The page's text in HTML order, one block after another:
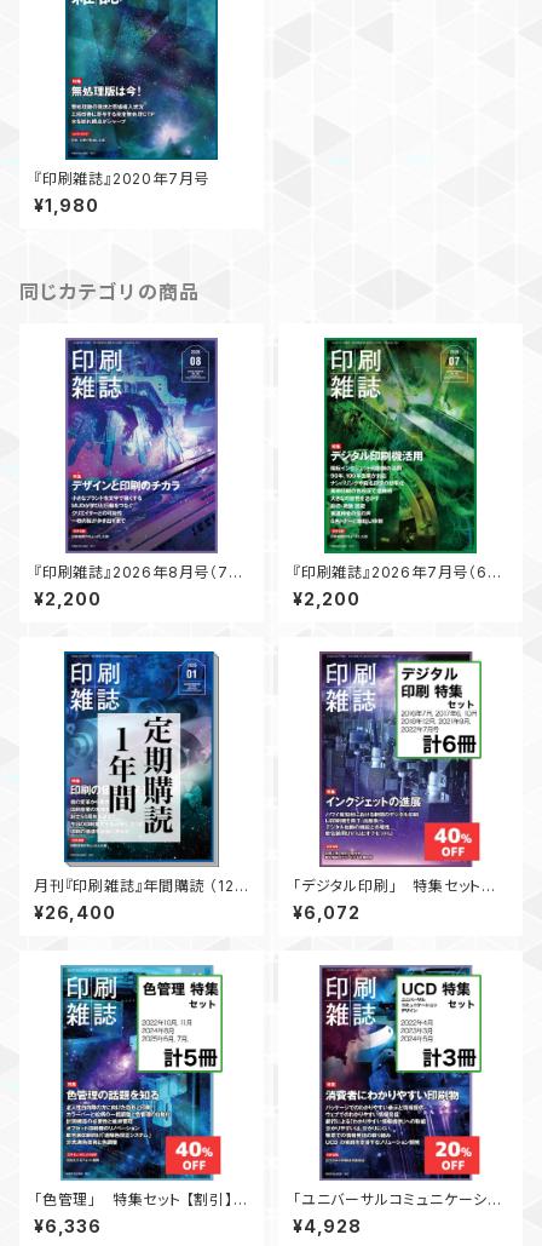
『印刷雑誌』2020年7月号
¥1,980
同じカテゴリの商品
『印刷雑誌』2026年8月号（7月
17日発行）
¥2,200
『印刷雑誌』2026年7月号（6月
19日発行）
¥2,200
月刊『印刷雑誌』年間購読 （12ヶ
月分）【送料無料】
¥26,400
「デジタル印刷」 特集セット
【割引】 月刊『印刷雑誌』
¥6,072
「色管理」 特集セット 【割引】
月刊『印刷雑誌』
¥6,336
「ユニバーサルコミュニケーショ
ンデザイン（UCD）」 特集セッ
ト 【割引】 月刊『印刷雑誌』
¥4,928